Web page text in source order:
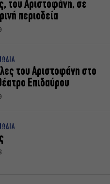
του Αριστοφάνη, σε
περιοδεία
του Αριστοφάνη στο
Επιδαύρου